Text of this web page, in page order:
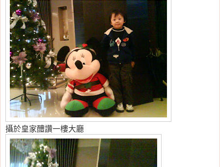
攝於皇家醴讚一樓大廳